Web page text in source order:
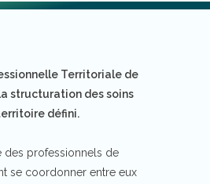
Territoriale de
structuration des soins
défini.
des professionnels de
se coordonner entre eux